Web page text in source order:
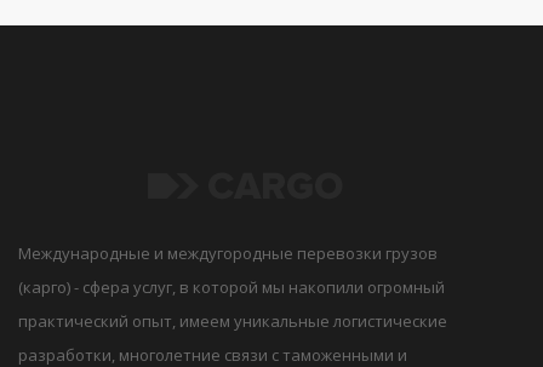
Международные и междугородные перевозки грузов
(карго) - сфера услуг, в которой мы накопили огромный
практический опыт, имеем уникальные логистические
разработки, многолетние связи с таможенными и